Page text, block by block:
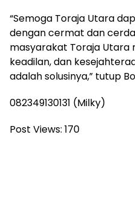
“Semoga Toraja Utara
dengan cermat dan
masyarakat Toraja Utara
keadilan, dan
adalah solusinya,” tutup
082349130131 (Milky)
Post Views: 170